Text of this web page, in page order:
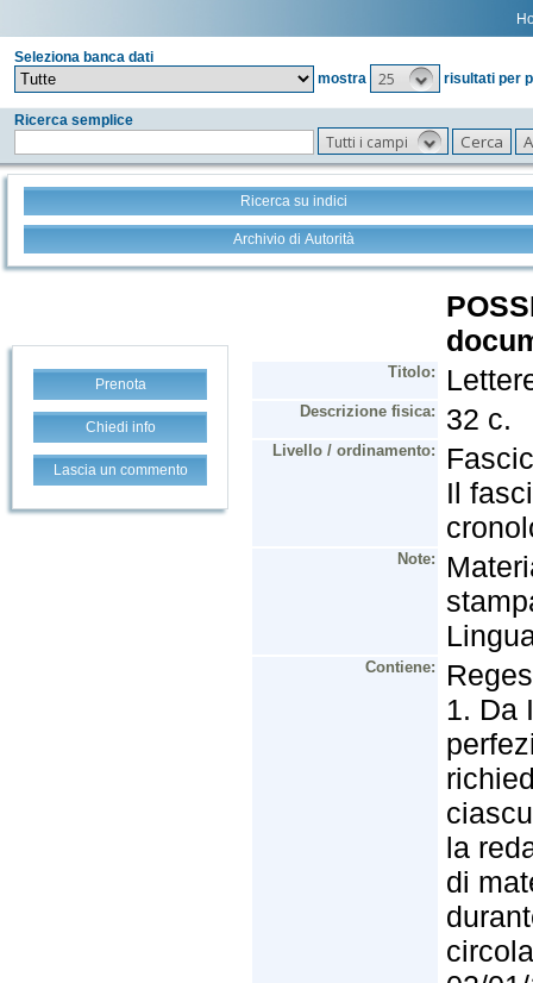
Seleziona banca dati
mostra
25 risultati per
Ricerca semplice
Tutti i campi
Ricerca su indici
Archivio di Autorità
Prenota
Chiedi info
Lascia un commento